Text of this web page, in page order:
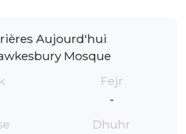
Aujourd'hui
Mosque
Fejr
-
Dhuhr